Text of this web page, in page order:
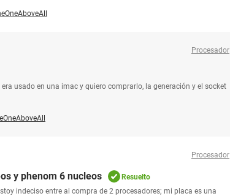
Procesador
usado en una imac y quiero comprarlo, la generación y el socket
Procesador
y phenom 6 nucleos
Resuelto
indeciso entre al compra de 2 procesadores; mi placa es una